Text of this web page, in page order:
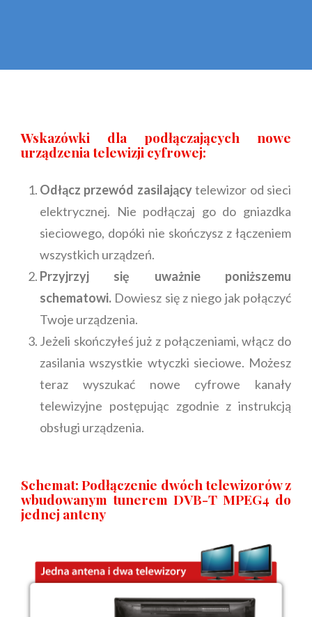
Wskazówki dla podłączających nowe
urządzenia telewizji cyfrowej:
Odłącz przewód zasilającytelewizor od sieci
elektrycznej. Nie podłączaj go do gniazdka
sieciowego, dopóki nie skończysz z łączeniem
wszystkich urządzeń.
Przyjrzyj się uważnie poniższemu
schematowi. Dowiesz się z niego jak połączyć
Twoje urządzenia.
Jeżeli skończyłeś już z połączeniami, włącz do
zasilania wszystkie wtyczki sieciowe. Możesz
teraz wyszukać nowe cyfrowe kanały
telewizyjne postępując zgodnie z instrukcją
obsługi urządzenia.
Schemat: Podłączenie dwóch telewizorów z
wbudowanym tunerem DVB-T MPEG4 do
jednej anteny